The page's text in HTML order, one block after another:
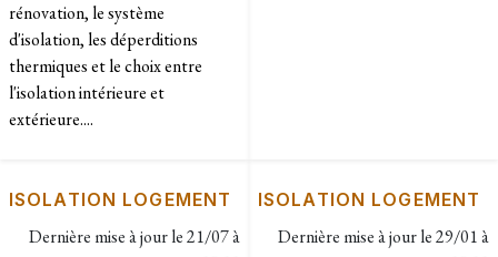
rénovation, le système
d'isolation, les déperditions
thermiques et le choix entre
l'isolation intérieure et
extérieure....
ISOLATION LOGEMENT
Dernière mise à jour le21/07 à
ISOLATION LOGEMENT
Dernière mise à jour le29/01 à